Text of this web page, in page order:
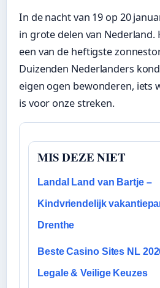
In de nacht van 19 op 20
in grote delen van
een van de heftigste
Duizenden Nederlanders
eigen ogen bewonderen, iets
is voor onze streken.
MIS DEZE NIET
Landal Land van Bartje –
Kindvriendelijk
Drenthe
Beste Casino Sites NL
Legale & Veilige Keuzes